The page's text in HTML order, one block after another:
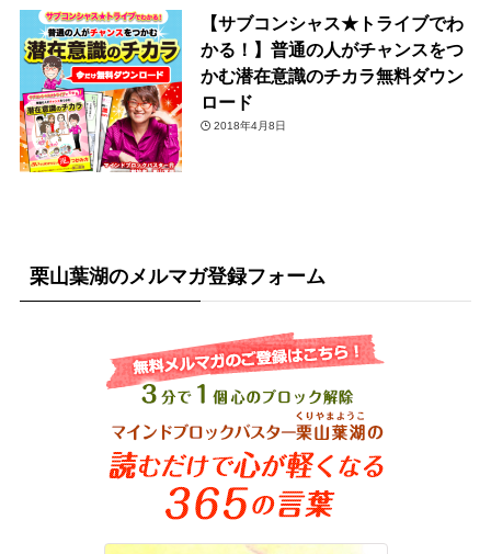
【サブコンシャス★トライブでわ
かる！】普通の人がチャンスをつ
かむ潜在意識のチカラ無料ダウン
ロード
2018年4月8日
栗山葉湖のメルマガ登録フォーム